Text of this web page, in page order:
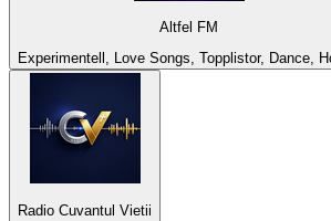
Altfel FM
Experimentell, Love Songs, Topplistor, Dance,
Radio Cuvantul Vietii